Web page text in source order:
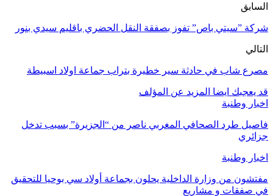
السابق
شركة ”سيتي باص” تفوز بصفقة النقل الحضري باقليم سيدي بنور
التالي
مصرع شاب في حادثة سير خطيرة بتراب جماعة اولاد اسبيطة
قد يعجبك ايضا المزيد عن المؤلف
اخبار وطنبة
فاصيل طرد الصحافي المغربي ناصر من “الجزيرة” بسبب تدخل
جزائري
اخبار وطنبة
مفتشون من وزارة الداخلية يحلون بجماعة أولاد سي بوحيا للتحقيق
في صفقات و مشاريع